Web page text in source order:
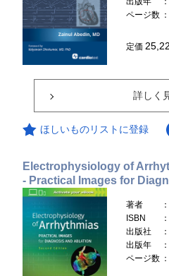
ページ数
定価
詳しく
ほしいものリストに登録
Electrophysiology of
- Practical Images for
著者
ISBN
出版社
出版年
ページ数